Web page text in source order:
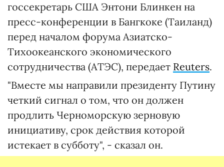
госсекретарь США Энтони Блинкен на
пресс-конференции в Бангкоке (Таиланд)
перед началом форума Азиатско-
Тихоокеанского экономического
сотрудничества (АТЭС), передает Reuters.
"Вместе мы направили президенту Путину
четкий сигнал о том, что он должен
продлить Черноморскую зерновую
инициативу, срок действия которой
истекает в субботу", - сказал он.